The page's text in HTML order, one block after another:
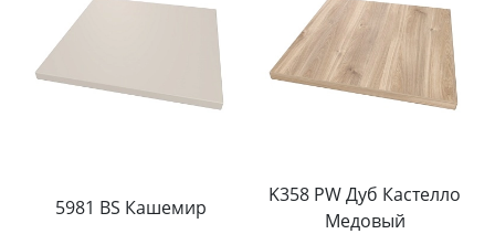
5981 BS Кашемир
K358 PW Дуб Кастелло
Медовый